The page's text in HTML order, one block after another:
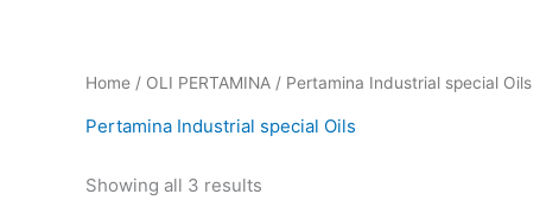
Home / OLI PERTAMINA / Pertamina Industrial special Oils
Pertamina Industrial special Oils
Showing all 3 results